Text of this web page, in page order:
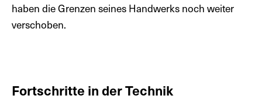
haben die Grenzen seines Handwerks noch weiter
verschoben.
Fortschritte in der Technik